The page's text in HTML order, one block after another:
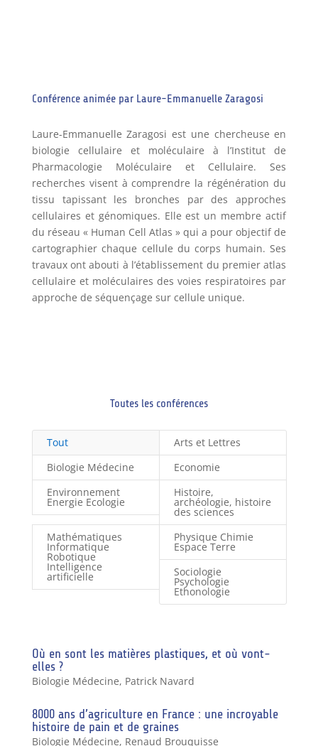
Conférence animée par Laure-Emmanuelle Zaragosi
Laure-Emmanuelle Zaragosi est une chercheuse en
biologie cellulaire et moléculaire à l’Institut de
Pharmacologie Moléculaire et Cellulaire. Ses
recherches visent à comprendre la régénération du
tissu tapissant les bronches par des approches
cellulaires et génomiques. Elle est un membre actif
du réseau « Human Cell Atlas » qui a pour objectif de
cartographier chaque cellule du corps humain. Ses
travaux ont abouti à l’établissement du premier atlas
cellulaire et moléculaires des voies respiratoires par
approche de séquençage sur cellule unique.
Toutes les conférences
Tout
Arts et Lettres
Biologie Médecine
Economie
Environnement
Energie Ecologie
Histoire,
archéologie, histoire
des sciences
Mathématiques
Informatique
Robotique
Intelligence
artificielle
Physique Chimie
Espace Terre
Sociologie
Psychologie
Ethonologie
Où en sont les matières plastiques, et où vont-
elles ?
Biologie Médecine, Patrick Navard
8000 ans d’agriculture en France : une incroyable
histoire de pain et de graines
Biologie Médecine, Renaud Brouquisse